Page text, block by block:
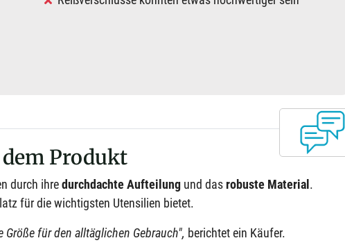
dem Produkt
durch ihredurchdachte Aufteilung und dasrobuste Material .
für die wichtigsten Utensilien bietet.
für den alltäglichen Gebrauch", berichtet ein Käufer.